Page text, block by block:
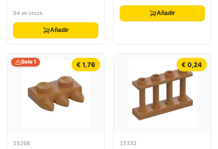
94 en stock
Añadir
Whiskers, White Cheeks
and Tooth Pattern (Super
Añadir
€ 1,76
Solo 1
15208
€ 0,24
15332